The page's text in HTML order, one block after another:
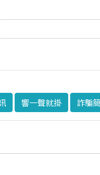
響一聲就掛 詐騙